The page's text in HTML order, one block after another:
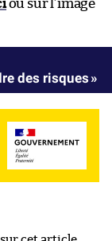
ou sur l’image
des risques »